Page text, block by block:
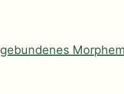
gebundenes Morphem